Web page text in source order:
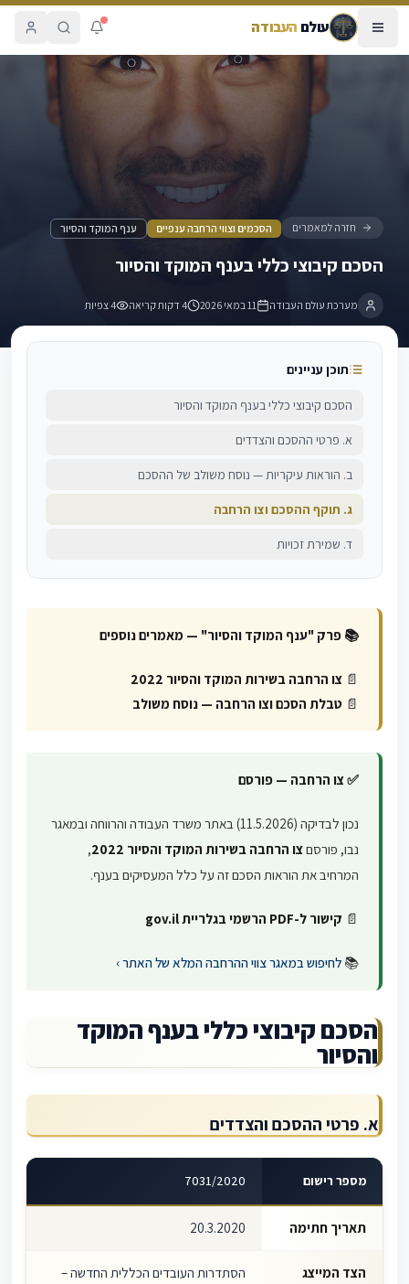
עולםהעבודה
הסכם קיבוצי כללי בענף המוקד והסיור
חזרה למאמרים הסכמים וצווי הרחבה ענפיים ענף המוקד והסיור
הסכם קיבוצי כללי בענף המוקד והסיור
מערכת עולם העבודה 11 במאי 2026 4 דקות קריאה 4צפיות
תוכן עניינים
הסכם קיבוצי כללי בענף המוקד והסיור
א. פרטי ההסכם והצדדים
ב. הוראות עיקריות — נוסח משולב של ההסכם
ג. תוקף ההסכם וצו הרחבה
ד. שמירת זכויות
📚 פרק "ענף המוקד והסיור" — מאמרים נוספים
📄 צו הרחבה בשירות המוקד והסיור 2022
📄 טבלת הסכם וצו הרחבה — נוסח משולב
✅ צו הרחבה — פורסם
נכון לבדיקה (11.5.2026) באתר משרד העבודה והרווחה ובמאגר
נבו, פורסםצו הרחבה בשירות המוקד והסיור 2022
,
המרחיב את הוראות הסכם זה על כלל המעסיקים בענף.
📄 קישור ל-PDF הרשמי בגלריית gov.il
📚 לחיפוש במאגר צווי ההרחבה המלא של האתר ›
הסכם קיבוצי כללי בענף המוקד
והסיור
א. פרטי ההסכם והצדדים
מספר רישום 7031/2020
תאריך חתימה 20.3.2020
הצד המייצג
הסתדרות העובדים הכללית החדשה –